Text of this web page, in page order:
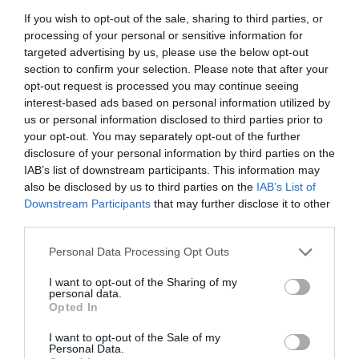
If you wish to opt-out of the sale, sharing to third parties, or
processing of your personal or sensitive information for
targeted advertising by us, please use the below opt-out
section to confirm your selection. Please note that after your
opt-out request is processed you may continue seeing
interest-based ads based on personal information utilized by
us or personal information disclosed to third parties prior to
your opt-out. You may separately opt-out of the further
disclosure of your personal information by third parties on the
IAB’s list of downstream participants. This information may
also be disclosed by us to third parties on the IAB’s List of
Downstream Participants that may further disclose it to other
Please note that this website/app uses one or more Google
not limited to your visit or usage behaviour. You may click to
grant or deny consent to Google and its third-party tags to
use your data for below specified purposes in below Google
consent section.
Personal Data Processing Opt Outs
I want to opt-out of the Sharing of my
personal data.
Opted In
I want to opt-out of the Sale of my
Personal Data.
01.08.2026
πωλήσεων πριν από την έναρξη του
καλοκαιριού